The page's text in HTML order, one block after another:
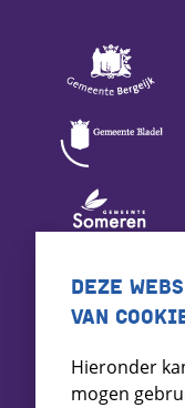
DEZE
VAN
Hieronder
mogen